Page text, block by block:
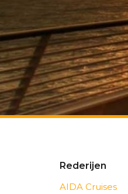
Rederijen
AIDA Cruises